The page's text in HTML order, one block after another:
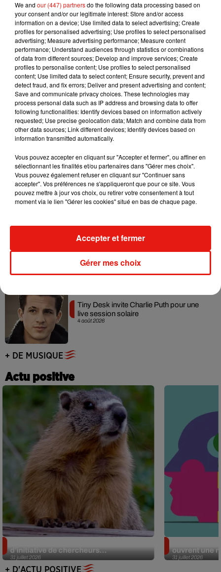
7 août 2026
Madonna sort enfin le remix de « Love
Sensation » avec Kylie Minogue
7 août 2026
Tayc et Didi B dévoilent le single le plus
dansant de l’année
7 août 2026
Angèle et Amélie Lens dévoilent leur
collaboration tant attendue
Benny Blanco invite Selena Gomez et
4 août 2026
Tiny Desk invite Charlie Puth pour une
live session solaire
+ DE MUSIQUE
Actu positive
31 juillet 2026
d’initiative de chercheurs...
31 juillet 2026
ouvrent une
+ D'ACTU POSITIVE
We and our (447) partnersdo the following data processing based on
your consent and/or our legitimate interest: Store and/or access
information on a device; Use limited data to select advertising; Create
profiles for personalised advertising; Use profiles to select personalised
advertising; Measure advertising performance; Measure content
performance; Understand audiences through statistics or combinations
of data from different sources; Develop and improve services; Create
profiles to personalise content; Use profiles to select personalised
content; Use limited data to select content; Ensure security, prevent and
detect fraud, and fix errors; Deliver and present advertising and content;
Save and communicate privacy choices. These technologies may
process personal data such as IP address and browsing data to offer
following functionalities: Identify devices based on information actively
requested; Use precise geolocation data; Match and combine data from
other data sources; Link different devices; Identify devices based on
information transmitted automatically.
Vous pouvez accepter en cliquant sur "Accepter et fermer", ou affiner en
sélectionnant les finalités et/ou partenaires dans "Gérer mes choix".
Vous pouvez également refuser en cliquant sur "Continuer sans
accepter". Vos préférences ne s'appliqueront que pour ce site. Vous
pouvez mettre à jour vos choix, ou retirer votre consentement à tout
moment via le lien "Gérer les cookies" situé en bas de chaque page.
Gérer mes choix
Accepter et fermer